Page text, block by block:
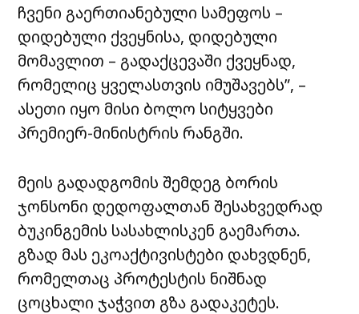
ჩვენი გაერთიანებული სამეფოს –
დიდებული ქვეყნისა, დიდებული
მომავლით – გადაქცევაში ქვეყნად,
რომელიც ყველასთვის იმუშავებს”, –
ასეთი იყო მისი ბოლო სიტყვები
პრემიერ-მინისტრის რანგში.
მეის გადადგომის შემდეგ ბორის
ჯონსონი დედოფალთან შესახვედრად
ბუკინგემის სასახლისკენ გაემართა.
გზად მას ეკოაქტივისტები დახვდნენ,
რომელთაც პროტესტის ნიშნად
ცოცხალი ჯაჭვით გზა გადაკეტეს.